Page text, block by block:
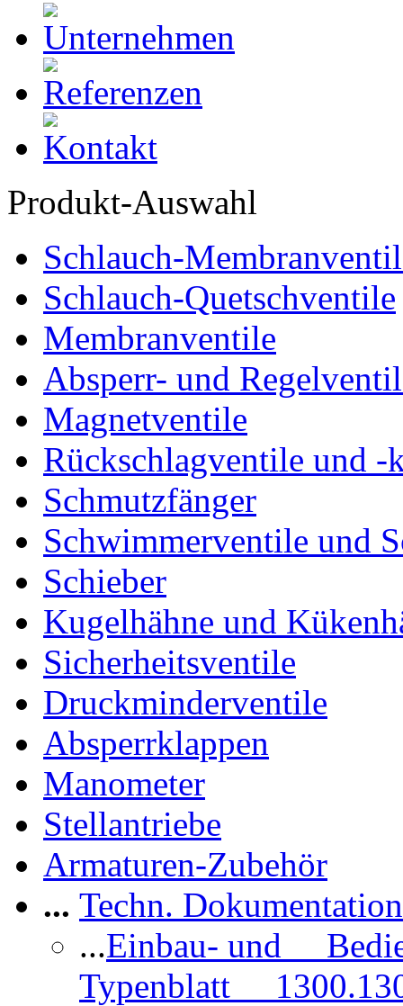
Produkt-Auswahl
Schlauch-
Schlauch-Quetschventile
Membranventile
Absperr- und
Magnetventile
Rückschlagventile und -
Schmutzfänger
Schwimmerventile und
Schieber
Kugelhähne und
Sicherheitsventile
Druckminderventile
Absperrklappen
Manometer
Stellantriebe
Armaturen-Zubehör
... Techn.
...Einbau- und
Typenblatt